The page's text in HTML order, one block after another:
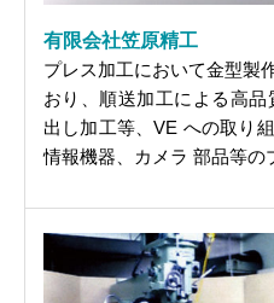
有限会社笠原精工
プレス加工において金型製
おり、順送加工による高
出し加工等、VE への取り
情報機器、カメラ 部品等の